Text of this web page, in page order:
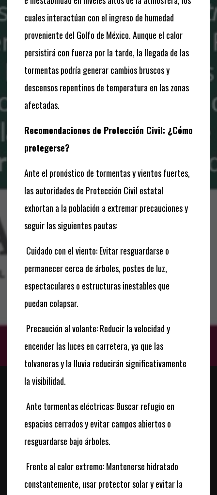
cuales interactúan con el ingreso de humedad
proveniente del Golfo de México. Aunque el calor
persistirá con fuerza por la tarde, la llegada de las
tormentas podría generar cambios bruscos y
descensos repentinos de temperatura en las zonas
afectadas.
Recomendaciones de Protección Civil: ¿Cómo
protegerse?
Ante el pronóstico de tormentas y vientos fuertes,
las autoridades de Protección Civil estatal
exhortan a la población a extremar precauciones y
seguir las siguientes pautas:
Cuidado con el viento: Evitar resguardarse o
permanecer cerca de árboles, postes de luz,
espectaculares o estructuras inestables que
puedan colapsar.
Precaución al volante: Reducir la velocidad y
encender las luces en carretera, ya que las
tolvaneras y la lluvia reducirán significativamente
la visibilidad.
Ante tormentas eléctricas: Buscar refugio en
espacios cerrados y evitar campos abiertos o
resguardarse bajo árboles.
Frente al calor extremo: Mantenerse hidratado
constantemente, usar protector solar y evitar la